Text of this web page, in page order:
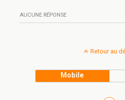
AUCUNE RÉPONSE
Retour au
Mobile